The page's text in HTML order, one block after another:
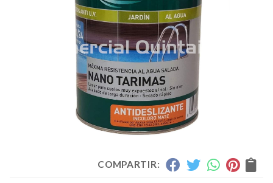
COMPARTIR: